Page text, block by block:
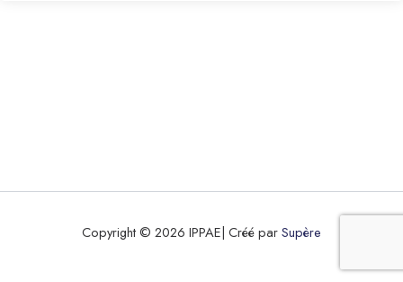
Copyright © 2026 IPPAE| Créé parSupère